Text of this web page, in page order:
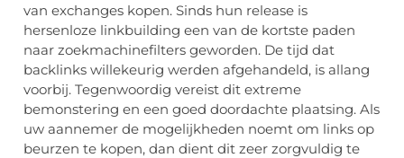
van exchanges kopen. Sinds hun release is
hersenloze linkbuilding een van de kortste paden
naar zoekmachinefilters geworden. De tijd dat
backlinks willekeurig werden afgehandeld, is allang
voorbij. Tegenwoordig vereist dit extreme
bemonstering en een goed doordachte plaatsing. Als
uw aannemer de mogelijkheden noemt om links op
beurzen te kopen, dan dient dit zeer zorgvuldig te